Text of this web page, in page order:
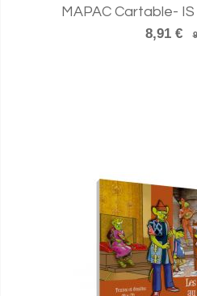
MAPAC Cartable-
8,91 €